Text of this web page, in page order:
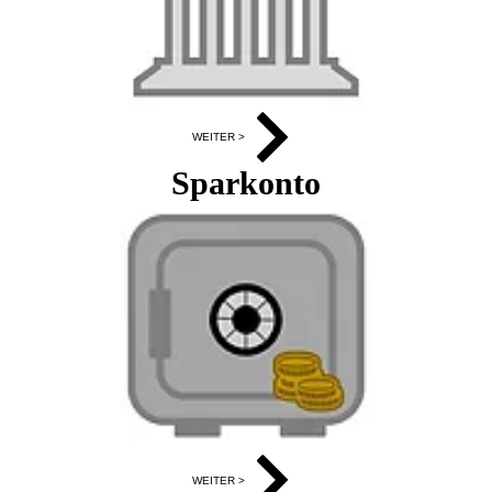
WEITER >
Sparkonto
WEITER >